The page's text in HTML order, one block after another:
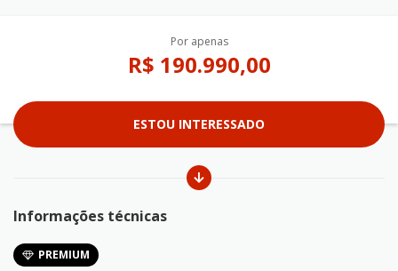
Por apenas
R$ 190.990,00
ESTOU INTERESSADO
Informações técnicas
PREMIUM